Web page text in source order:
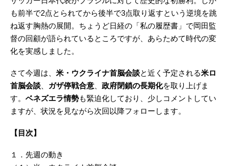
も前半で2点とられてから後半で3点取り返すという逆境を跳
ね返す胸熱の展開。ちょうど日経の「私の履歴書」で岡田監
督の回顧が語られているところですが、あらためて時代の変
化を実感しました。
さて今週は、 米・ウクライナ首脳会談と近く予定される米ロ
首脳会談
ガザ停戦合意 政府閉鎖の長期化を取り上げま
す。 ベネズエラ情勢も緊迫化しており、少しコメントしてい
ますが、状況を見ながら次回以降フォローします。
【目次】
１．先週の動き